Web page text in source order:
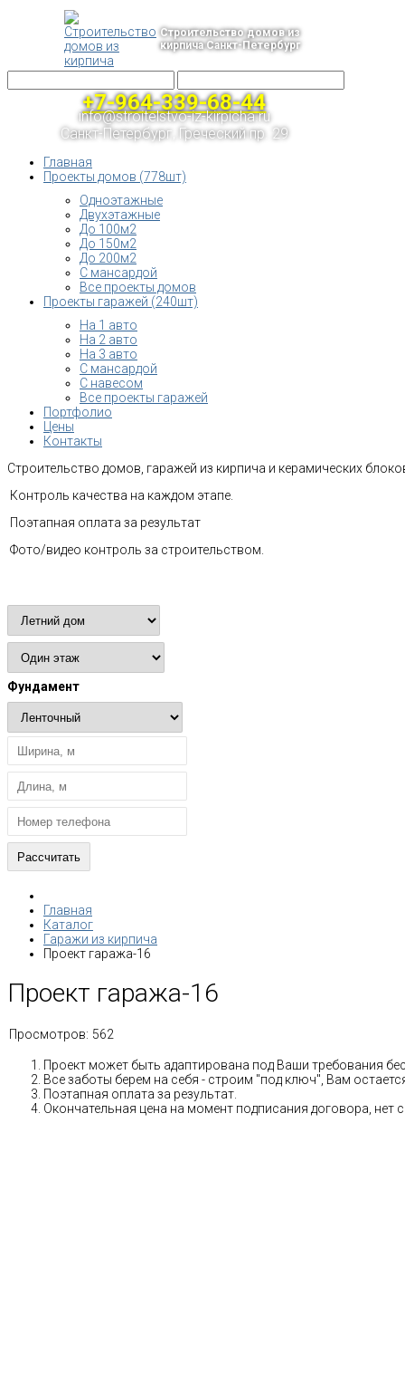
Строительство домов из
кирпича Санкт-Петербург
+7-964-339-68-44
info@stroitelstvo-iz-kirpicha.ru
Санкт-Петербург, Греческий пр. 29
Главная
Проекты домов (778шт)
Одноэтажные
Двухэтажные
До 100м2
До 150м2
До 200м2
С мансардой
Все проекты домов
Проекты гаражей (240шт)
На 1 авто
На 2 авто
На 3 авто
С мансардой
С навесом
Все проекты гаражей
Портфолио
Цены
Контакты
Строительство домов, гаражей из кирпича и керамических
Контроль качества на каждом этапе.
Поэтапная оплата за результат
Фото/видео контроль за строительством.
Фундамент
Главная
Каталог
Гаражи из кирпича
Проект гаража-16
Проект гаража-16
Просмотров: 562
Проект может быть адаптирована под Ваши требования
Все заботы берем на себя - строим "под ключ", Вам
Поэтапная оплата за результат.
Окончательная цена на момент подписания договора, нет